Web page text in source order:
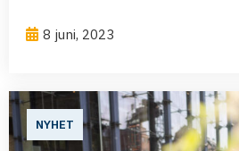
8 juni, 2023
NYHET